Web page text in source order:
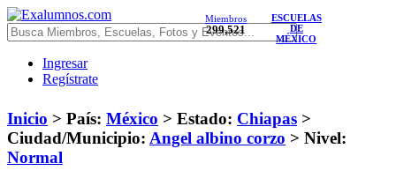
Miembros
299,521
ESCUELAS
DE
MÉXICO
Ingresar
Regístrate
Inicio > País: México > Estado: Chiapas >
Ciudad/Municipio: Angel albino corzo > Nivel:
Normal